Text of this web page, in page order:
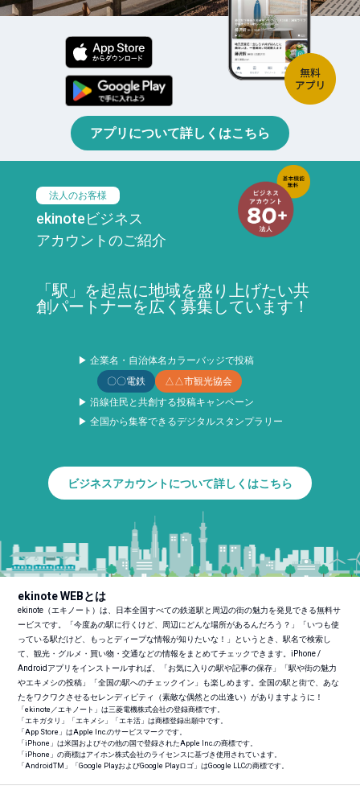
アプリについて詳しくはこちら
法人のお客様
ekinoteビジネス
アカウントのご紹介
「駅」を起点に地域を盛り上げたい共
創パートナーを広く募集しています！
▶ 企業名・自治体名カラーバッジで投稿
〇〇電鉄
△△市観光協会
▶ 沿線住民と共創する投稿キャンペーン
▶ 全国から集客できるデジタルスタンプラリー
ビジネスアカウントについて詳しくはこちら
ekinote WEBとは
ekinote（エキノート）は、日本全国すべての鉄道駅と周辺の街の魅力を発見できる無料サ
ービスです。「今度あの駅に行くけど、周辺にどんな場所があるんだろう？」「いつも使
っている駅だけど、もっとディープな情報が知りたいな！」というとき、駅名で検索し
て、観光・グルメ・買い物・交通などの情報をまとめてチェックできます。iPhone /
Androidアプリをインストールすれば、「お気に入りの駅や記事の保存」「駅や街の魅力
やエキメシの投稿」「全国の駅へのチェックイン」も楽しめます。全国の駅と街で、あな
たをワクワクさせるセレンディピティ（素敵な偶然との出逢い）がありますように！
「ekinote／エキノート」は三菱電機株式会社の登録商標です。
「エキガタリ」「エキメシ」「エキ活」は商標登録出願中です。
「App Store」はApple Inc.のサービスマークです。
「iPhone」は米国およびその他の国で登録されたApple Inc.の商標です。
「iPhone」の商標はアイホン株式会社のライセンスに基づき使用されています。
「AndroidTM 」「Google PlayおよびGoogle Playロゴ」はGoogle LLCの商標です。